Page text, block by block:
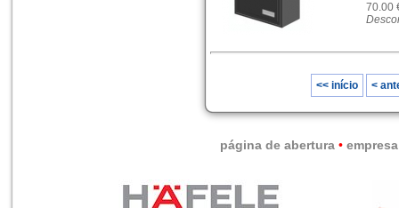
70.00
<< início <
página de abertura • empresa